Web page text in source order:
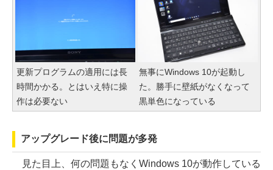
更新プログラムの適用には長
時間かかる。とはいえ特に操
作は必要ない
無事にWindows 10が起動し
た。勝手に壁紙がなくなって
黒単色になっている
アップグレード後に問題が多発
見た目上、何の問題もなくWindows 10が動作している